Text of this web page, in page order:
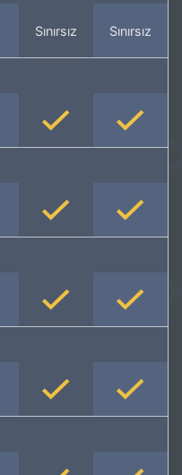
Sınırsız Sınırsız